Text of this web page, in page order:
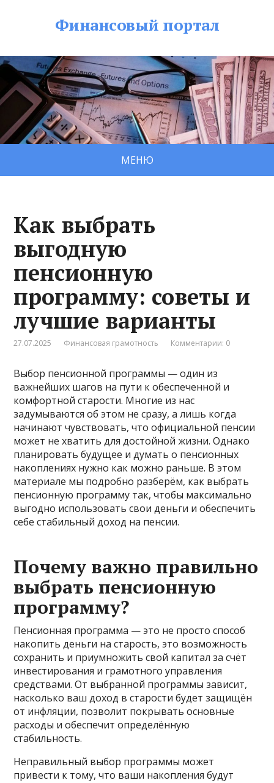
Финансовый портал
МЕНЮ
Как выбрать
выгодную
пенсионную
программу: советы и
лучшие варианты
27.07.2025 Финансовая грамотность Комментарии: 0
Выбор пенсионной программы — один из
важнейших шагов на пути к обеспеченной и
комфортной старости. Многие из нас
задумываются об этом не сразу, а лишь когда
начинают чувствовать, что официальной пенсии
может не хватить для достойной жизни. Однако
планировать будущее и думать о пенсионных
накоплениях нужно как можно раньше. В этом
материале мы подробно разберём, как выбрать
пенсионную программу так, чтобы максимально
выгодно использовать свои деньги и обеспечить
себе стабильный доход на пенсии.
Почему важно правильно
выбрать пенсионную
программу?
Пенсионная программа — это не просто способ
накопить деньги на старость, это возможность
сохранить и приумножить свой капитал за счёт
инвестирования и грамотного управления
средствами. От выбранной программы зависит,
насколько ваш доход в старости будет защищён
от инфляции, позволит покрывать основные
расходы и обеспечит определённую
стабильность.
Неправильный выбор программы может
привести к тому, что ваши накопления будут